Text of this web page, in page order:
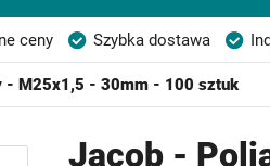
ceny Szybka dostawa
- M25x1,5 - 30mm - 100 sztuk
Jacob -